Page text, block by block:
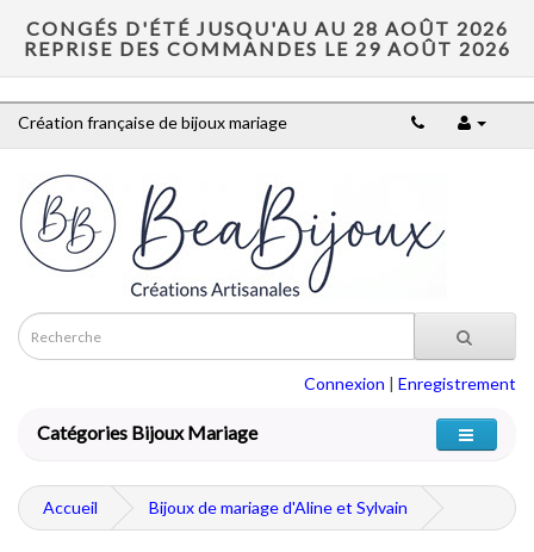
CONGÉS D'ÉTÉ JUSQU'AU AU 28 AOÛT 2026
REPRISE DES COMMANDES LE 29 AOÛT 2026
Création française de bijoux mariage
Connexion | Enregistrement
Catégories Bijoux Mariage
Accueil Bijoux de mariage d'Aline et Sylvain